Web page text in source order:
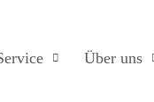
Über uns